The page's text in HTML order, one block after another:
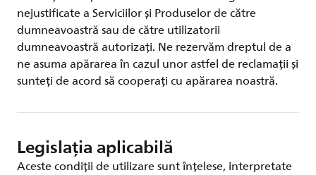
nejustificate a Serviciilor și Produselor de către
dumneavoastră sau de către utilizatorii
dumneavoastră autorizați. Ne rezervăm dreptul de a
ne asuma apărarea în cazul unor astfel de reclamații și
sunteți de acord să cooperați cu apărarea noastră.
Legislația aplicabilă
Aceste condiții de utilizare sunt înțelese, interpretate